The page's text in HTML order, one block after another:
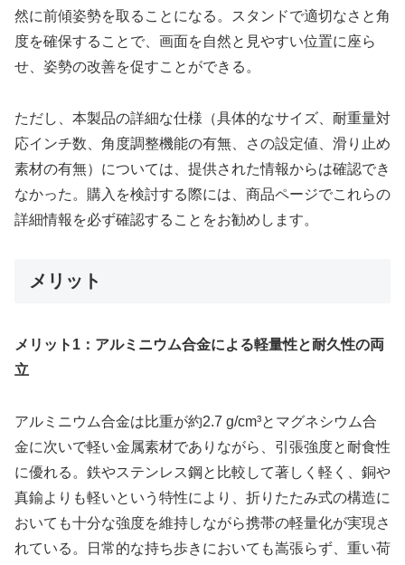
然に前傾姿勢を取ることになる。スタンドで適切なさと角
度を確保することで、画面を自然と見やすい位置に座ら
せ、姿勢の改善を促すことができる。
ただし、本製品の詳細な仕様（具体的なサイズ、耐重量対
応インチ数、角度調整機能の有無、さの設定値、滑り止め
素材の有無）については、提供された情報からは確認でき
なかった。購入を検討する際には、商品ページでこれらの
詳細情報を必ず確認することをお勧めします。
メリット
メリット1：アルミニウム合金による軽量性と耐久性の両
立
アルミニウム合金は比重が約2.7 g/cm³とマグネシウム合
金に次いで軽い金属素材でありながら、引張強度と耐食性
に優れる。鉄やステンレス鋼と比較して著しく軽く、銅や
真鍮よりも軽いという特性により、折りたたみ式の構造に
おいても十分な強度を維持しながら携帯の軽量化が実現さ
れている。日常的な持ち歩きにおいても嵩張らず、重い荷